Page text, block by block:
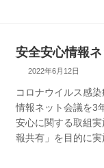
安全安心情報
2022年6月12日
コロナウイルス感
情報ネット会議を3
安心に関する取組
報共有」を目的に